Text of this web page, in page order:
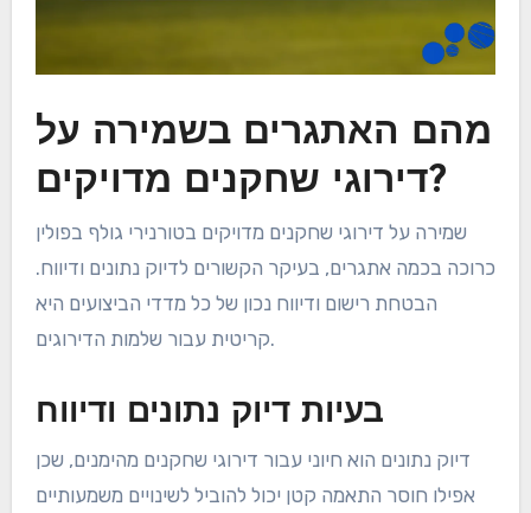
מהם האתגרים בשמירה על
דירוגי שחקנים מדויקים?
שמירה על דירוגי שחקנים מדויקים בטורנירי גולף בפולין
כרוכה בכמה אתגרים, בעיקר הקשורים לדיוק נתונים ודיווח.
הבטחת רישום ודיווח נכון של כל מדדי הביצועים היא
קריטית עבור שלמות הדירוגים.
בעיות דיוק נתונים ודיווח
דיוק נתונים הוא חיוני עבור דירוגי שחקנים מהימנים, שכן
אפילו חוסר התאמה קטן יכול להוביל לשינויים משמעותיים